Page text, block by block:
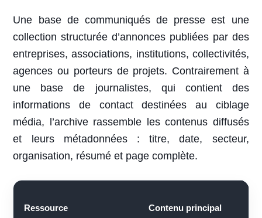
Une base de communiqués de presse est une
collection structurée d’annonces publiées par des
entreprises, associations, institutions, collectivités,
agences ou porteurs de projets. Contrairement à
une base de journalistes, qui contient des
informations de contact destinées au ciblage
média, l’archive rassemble les contenus diffusés
et leurs métadonnées : titre, date, secteur,
organisation, résumé et page complète.
Ressource Contenu principal